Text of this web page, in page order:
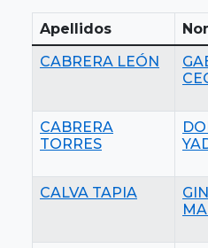
Apellidos
CABRERA LEÓN
CABRERA
TORRES
CALVA TAPIA